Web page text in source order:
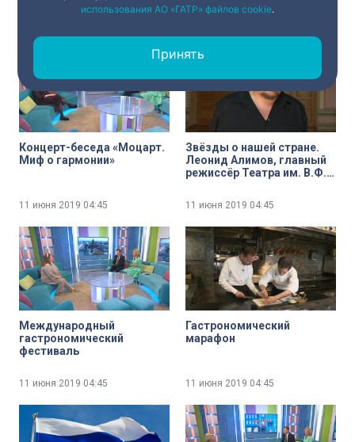
них Россия
Концерт-беседа «Моцарт.
Миф о гармонии»
11 июня 2019 04:45
Звёзды о нашей стране.
Леонид Алимов, главный
режиссёр Театра им. В.Ф.
Россия
11 июня 2019 04:45
Международный
гастрономический
фестиваль
11 июня 2019 04:45
Гастрономический
марафон
11 июня 2019 04:45
использования АО «ГАТР» файлов cookie.
Принять